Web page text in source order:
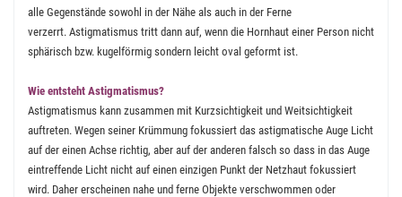
alle Gegenstände sowohl in der Nähe als auch in der Ferne
verzerrt. Astigmatismus tritt dann auf, wenn die Hornhaut einer Person nicht
sphärisch bzw. kugelförmig sondern leicht oval geformt ist.
Wie entsteht Astigmatismus?
Astigmatismus kann zusammen mit Kurzsichtigkeit und Weitsichtigkeit
auftreten. Wegen seiner Krümmung fokussiert das astigmatische Auge Licht
auf der einen Achse richtig, aber auf der anderen falsch so dass in das Auge
eintreffende Licht nicht auf einen einzigen Punkt der Netzhaut fokussiert
wird. Daher erscheinen nahe und ferne Objekte verschwommen oder